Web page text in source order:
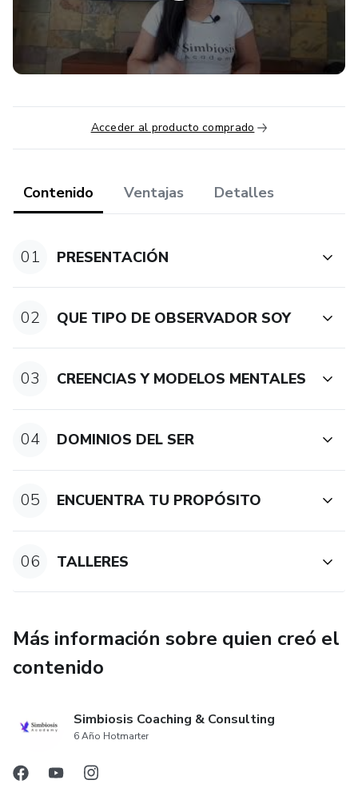
Tu puedes cambiar tu historia y puedes hacerlo con
materiales que ya tienes y no sabes. Te veo dentro
Acceder al producto comprado
Contenido Ventajas Detalles
01 PRESENTACIÓN
02 QUE TIPO DE OBSERVADOR SOY
03 CREENCIAS Y MODELOS MENTALES
04 DOMINIOS DEL SER
05 ENCUENTRA TU PROPÓSITO
06 TALLERES
Más información sobre quien creó el
contenido
Simbiosis Coaching & Consulting
6 Año Hotmarter